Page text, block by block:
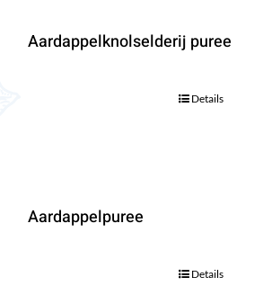
Aardappelknolselderij puree
Details
Aardappelpuree
Details